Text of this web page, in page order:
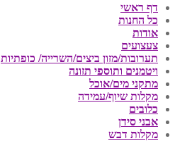
דף ראשי
כל החנות
אודות
צעצועים
תערובות/מזון ביצים/השרייה/ כופתיות
ויטמנים ותוספי תזונה
מתקני מים/אוכל
מקלות שיוף/עמידה
כלובים
אבני סידן
מקלות דבש